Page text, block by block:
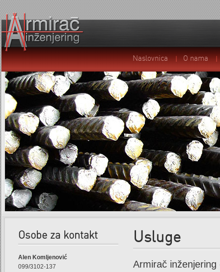
Naslovnica O nama
Osobe za kontakt
Alen Komljenović
099/3102-137
Usluge
Armirač